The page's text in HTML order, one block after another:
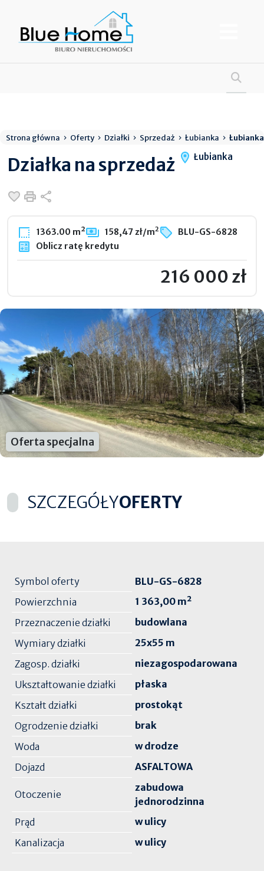
Strona główna Oferty Działki Sprzedaż Łubianka Łubianka
Działka na sprzedaż Łubianka
Dodaj do ulubionych
Drukuj
1363.00 m² 158,47 zł/m2
BLU-GS-6828
Oblicz ratę kredytu
216 000 zł
Oferta specjalna
SZCZEGÓŁYOFERTY
Symbol oferty
BLU-GS-6828
Powierzchnia
1 363,00 m²
Przeznaczenie działki
budowlana
Wymiary działki
25x55 m
Zagosp. działki
niezagospodarowana
Ukształtowanie działki
płaska
Kształt działki
prostokąt
Ogrodzenie działki
brak
Woda
w drodze
Dojazd
ASFALTOWA
Otoczenie
zabudowa
jednorodzinna
Prąd
w ulicy
Kanalizacja
w ulicy